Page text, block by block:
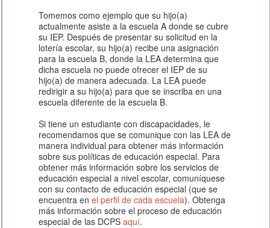
Tomemos como ejemplo que su hijo(a)
actualmente asiste a la escuela A donde se cubre
su IEP. Después de presentar su solicitud en la
lotería escolar, su hijo(a) recibe una asignación
para la escuela B, donde la LEA determina que
dicha escuela no puede ofrecer el IEP de su
hijo(a) de manera adecuada. La LEA puede
redirigir a su hijo(a) para que se inscriba en una
escuela diferente de la escuela B.
Si tiene un estudiante con discapacidades, le
recomendamos que se comunique con las LEA de
manera individual para obtener más información
sobre sus políticas de educación especial. Para
obtener más información sobre los servicios de
educación especial a nivel escolar, comuníquese
con su contacto de educación especial (que se
encuentra en el perfil de cada escuela). Obtenga
más información sobre el proceso de educación
especial de las DCPS aquí.